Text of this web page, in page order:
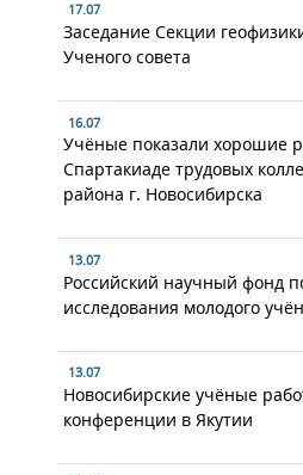
17.07
Заседание Секции
Ученого совета
16.07
Учёные показали хорошие
Спартакиаде трудовых
района г. Новосибирска
13.07
Российский научный фонд
исследования молодого
13.07
Новосибирские учёные
конференции в Якутии